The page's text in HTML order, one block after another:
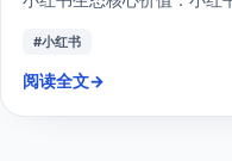
#小红书
阅读全文→